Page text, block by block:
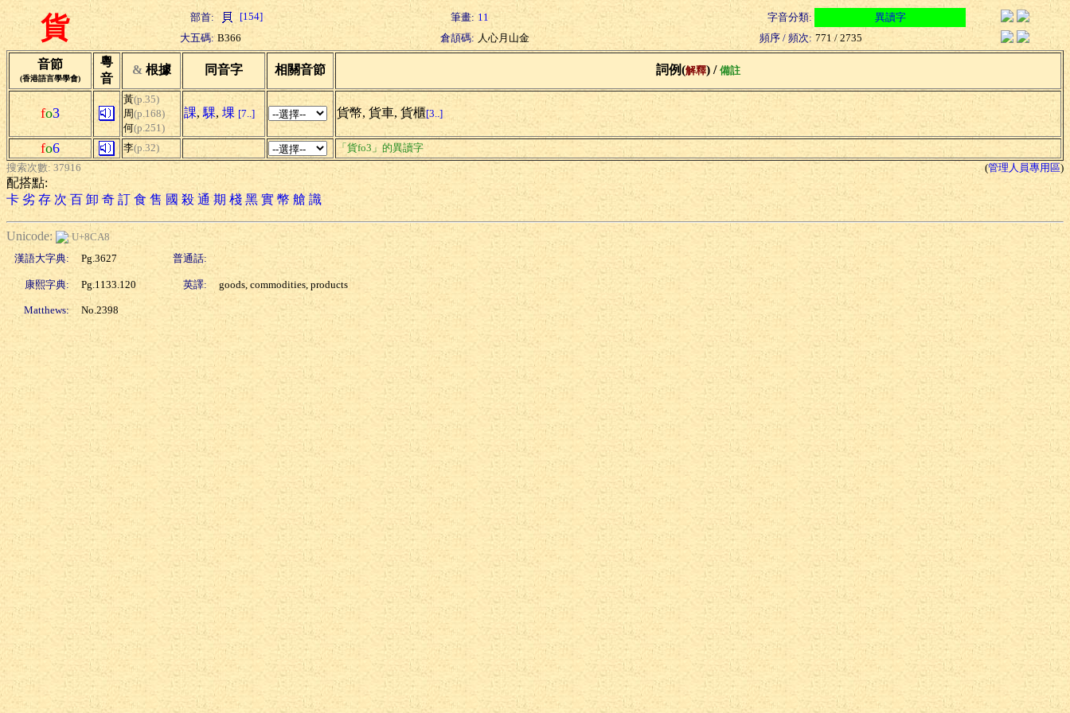
貨 部首: [154] 筆畫: 11 字音分類:
異讀字
大五碼: B366 倉頡碼: 人心月山金 頻序 / 頻次: 771 / 2735
音節
(香港語言學學會)
粵
音
& 根據 同音字 相關音節 詞例(解釋) / 備註
fo3
黃(p.35)
周(p.168)
何(p.251)
課, 騍, 堁 [7..] 貨幣, 貨車, 貨櫃[3..]
fo6 李(p.32)
「貨fo3」的異讀字
搜索次數: 37916
(管理人員專用區)
配搭點:
卡 劣 存 次 百 卸 奇 訂 食 售 國 殺 通 期 棧 黑 實 幣 艙 識
Unicode:
U+8CA8
漢語大字典:
Pg.3627 普通話:
康熙字典: Pg.1133.120 英譯: goods, commodities, products
Matthews: No.2398